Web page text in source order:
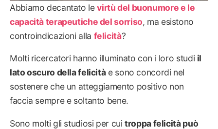
Abbiamo decantato levirtù del buonumore e le
capacità terapeutiche del sorriso, ma esistono
controindicazioni alla felicità?
Molti ricercatori hanno illuminato con i loro studi il
lato oscuro della felicitàe sono concordi nel
sostenere che un atteggiamento positivo non
faccia sempre e soltanto bene.
Sono molti gli studiosi per cuitroppa felicità può